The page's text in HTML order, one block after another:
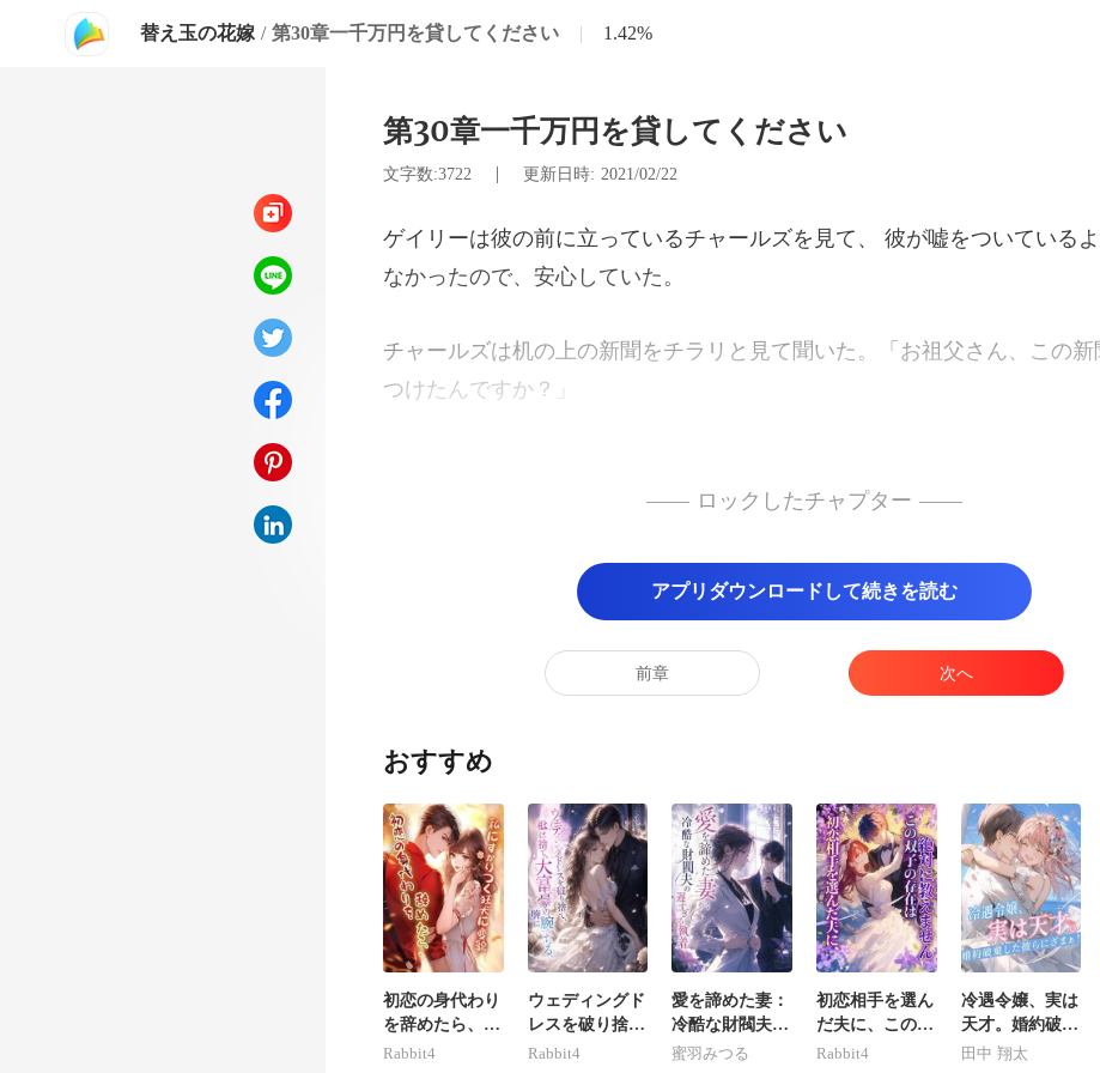
替え玉の花嫁 / 第30章一千万円を貸してください | 1.42%
第30章一千万円を貸してください
文字数:3722 | 更新日時: 2021/02/22
ルズを見て、 彼が嘘をついているよ
と見て聞いた。「お祖父さん、この
ンターネット上のニュースでさえ、自分によって消された
た
てきたのかは知らんがな」 ゲイリーは眉を顰めなが
—— ロックしたチャプター ——
アプリダウンロードして続きを読む
前章 次へ
おすすめ
初恋の身代わり
を辞めたら、私
にすがりつく狂
Rabbit4
ウェディングド
レスを破り捨
て、私は大富豪
Rabbit4
愛を諦めた妻：
冷酷な財閥夫の
遅すぎる執着
蜜羽みつる
初恋相手を選ん
だ夫に、この双
子の存在は絶対
Rabbit4
冷遇令嬢、実は
天才。婚約破棄
した彼らにざま
田中 翔太